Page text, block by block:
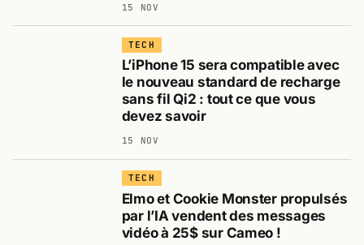
15 NOV
TECH
L’iPhone 15 sera compatible avec
le nouveau standard de recharge
sans fil Qi2 : tout ce que vous
devez savoir
15 NOV
TECH
Elmo et Cookie Monster propulsés
par l’IA vendent des messages
vidéo à 25$ sur Cameo !